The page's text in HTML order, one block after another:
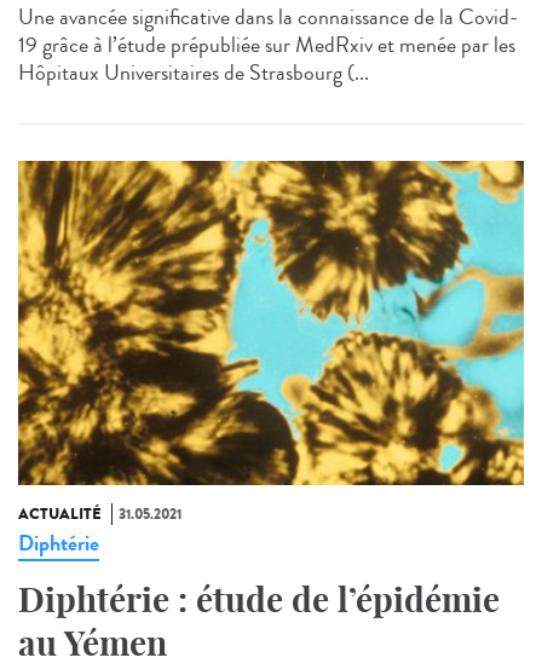
Une avancée significative dans la connaissance de la Covid-
19 grâce à l’étude prépubliée sur MedRxiv et menée par les
Hôpitaux Universitaires de Strasbourg (...
ACTUALITÉ 31.05.2021
Diphtérie
Diphtérie : étude de l’épidémie
au Yémen